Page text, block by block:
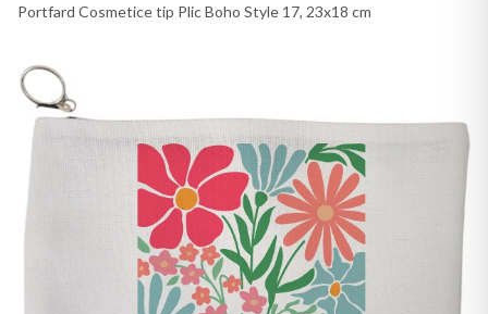
Portfard Cosmetice tip Plic Boho Style 17, 23x18 cm